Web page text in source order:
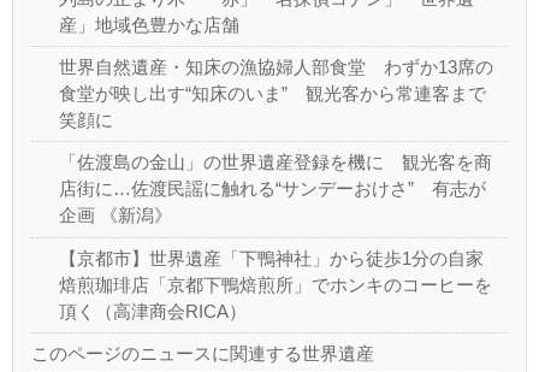
産」地域色豊かな店舗
世界自然遺産・知床の漁協婦人部食堂 わずか13席の
食堂が映し出す“知床のいま” 観光客から常連客まで
笑顔に
「佐渡島の金山」の世界遺産登録を機に 観光客を商
店街に…佐渡民謡に触れる“サンデーおけさ” 有志が
企画 《新潟》
【京都市】世界遺産「下鴨神社」から徒歩1分の自家
焙煎珈琲店「京都下鴨焙煎所」でホンキのコーヒーを
頂く（高津商会RICA）
このページのニュースに関連する世界遺産